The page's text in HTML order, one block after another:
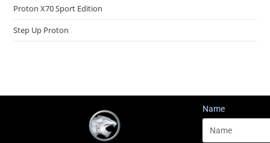
Proton X70 Sport Edition
Step Up Proton
Name